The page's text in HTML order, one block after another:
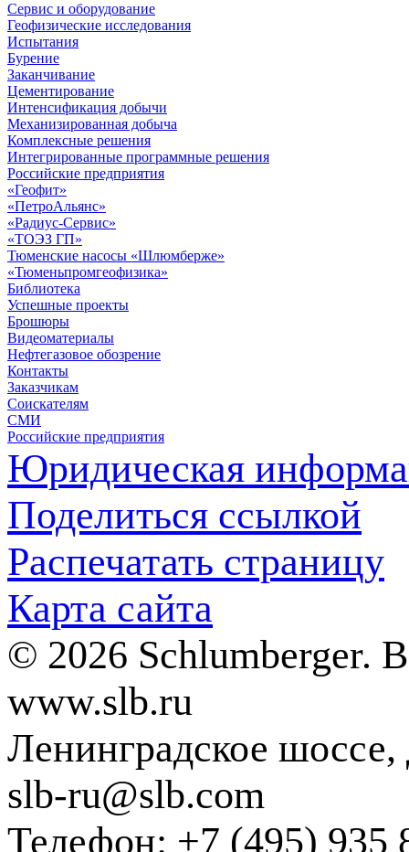
Сервис и оборудование
Геофизические исследования
Испытания
Бурение
Заканчивание
Цементирование
Интенсификация добычи
Механизированная добыча
Комплексные решения
Интегрированные программные решения
Российские предприятия
«Геофит»
«ПетроАльянс»
«Радиус-Сервис»
«ТОЭЗ ГП»
Тюменские насосы «Шлюмберже»
«Тюменьпромгеофизика»
Библиотека
Успешные проекты
Брошюры
Видеоматериалы
Нефтегазовое обозрение
Контакты
Заказчикам
Соискателям
СМИ
Российские предприятия
Юридическая
Поделиться ссылкой
Распечатать страницу
Карта сайта
© 2026 Schlumberger.
www.slb.ru
Ленинградское
slb-ru@slb.com
Телефон: +7 (495) 935